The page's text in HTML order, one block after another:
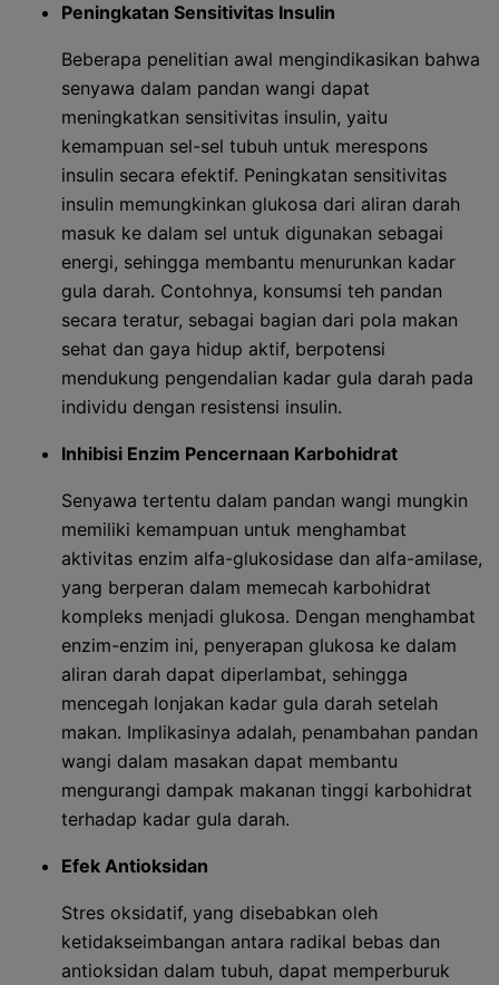
Peningkatan Sensitivitas Insulin
Beberapa penelitian awal mengindikasikan bahwa
senyawa dalam pandan wangi dapat
meningkatkan sensitivitas insulin, yaitu
kemampuan sel-sel tubuh untuk merespons
insulin secara efektif. Peningkatan sensitivitas
insulin memungkinkan glukosa dari aliran darah
masuk ke dalam sel untuk digunakan sebagai
energi, sehingga membantu menurunkan kadar
gula darah. Contohnya, konsumsi teh pandan
secara teratur, sebagai bagian dari pola makan
sehat dan gaya hidup aktif, berpotensi
mendukung pengendalian kadar gula darah pada
individu dengan resistensi insulin.
Inhibisi Enzim Pencernaan Karbohidrat
Senyawa tertentu dalam pandan wangi mungkin
memiliki kemampuan untuk menghambat
aktivitas enzim alfa-glukosidase dan alfa-amilase,
yang berperan dalam memecah karbohidrat
kompleks menjadi glukosa. Dengan menghambat
enzim-enzim ini, penyerapan glukosa ke dalam
aliran darah dapat diperlambat, sehingga
mencegah lonjakan kadar gula darah setelah
makan. Implikasinya adalah, penambahan pandan
wangi dalam masakan dapat membantu
mengurangi dampak makanan tinggi karbohidrat
terhadap kadar gula darah.
Efek Antioksidan
Stres oksidatif, yang disebabkan oleh
ketidakseimbangan antara radikal bebas dan
antioksidan dalam tubuh, dapat memperburuk